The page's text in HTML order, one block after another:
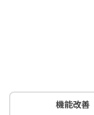
機能改善